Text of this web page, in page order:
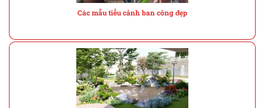
Các mẫu tiểu cảnh ban công đẹp